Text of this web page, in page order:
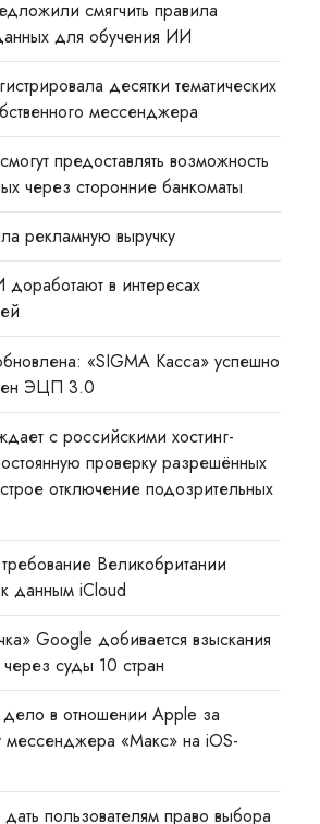
смягчить правила
для обучения ИИ
десятки тематических
мессенджера
предоставлять возможность
через сторонние банкоматы
рекламную выручку
в интересах
«SIGMA Касса» успешно
ЭЦП 3.0
с российскими хостинг-
проверку разрешённых
отключение подозрительных
Великобритании
к данным iCloud
Google добивается взыскания
суды 10 стран
в отношении Apple за
мессенджера «Макс» на iOS-
пользователям право выбора